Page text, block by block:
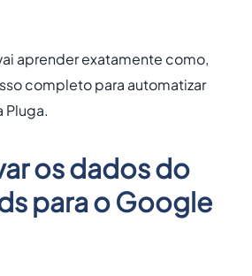
aprender exatamente como,
completo para automatizar
Pluga.
os dados do
para o Google